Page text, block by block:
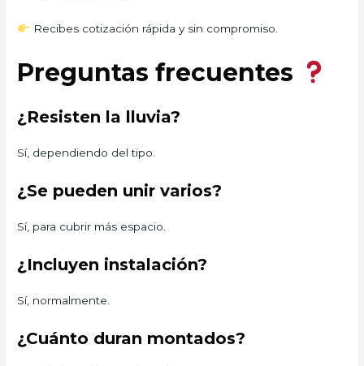
Recibes cotización rápida y sin compromiso.
Preguntas frecuentes
¿Resisten la lluvia?
Sí, dependiendo del tipo.
¿Se pueden unir varios?
Sí, para cubrir más espacio.
¿Incluyen instalación?
Sí, normalmente.
¿Cuánto duran montados?